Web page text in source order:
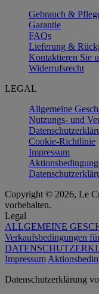
Gebrauch &
Garantie
FAQs
Lieferung &
Kontaktieren Sie
Widerrufsrecht
LEGAL
Allgemeine
Nutzungs- und
Cookie-Richtlinie
Impressum
Copyright © 2026, Le
vorbehalten.
Legal
ALLGEMEINE
Verkaufsbedingungen
Impressum
Datenschutz­erklärung